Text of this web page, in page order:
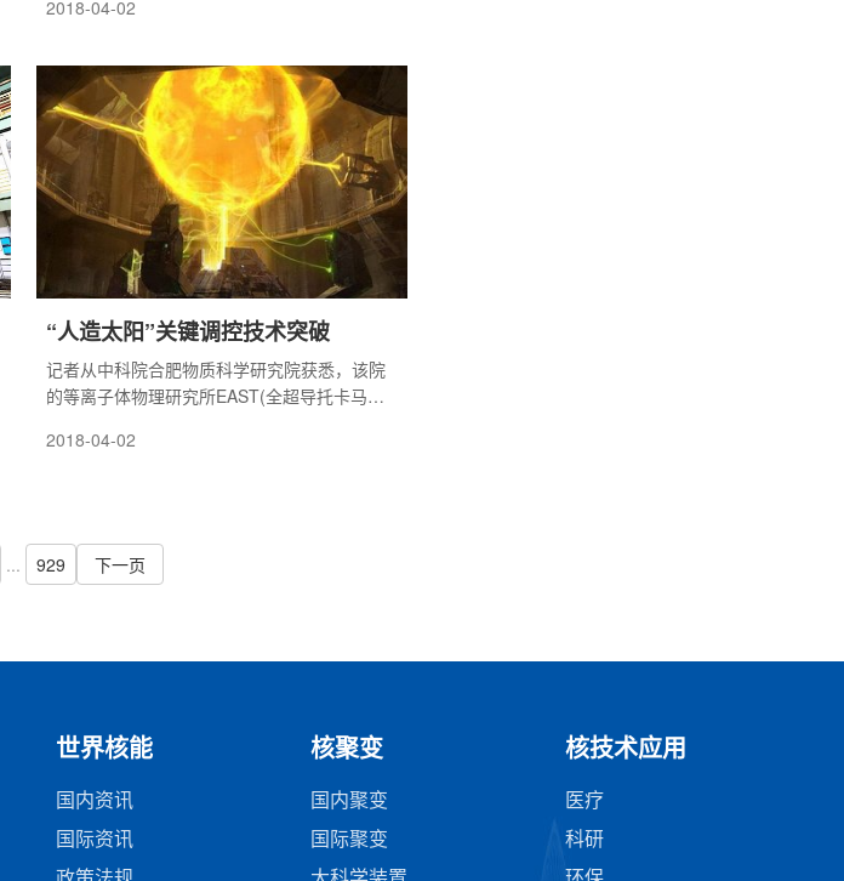
性、杂质含量、铸造质量等全面满足技术要
实施，标志
2018-04-02
“人造太阳”关键调控技术突破
记者从中科院合肥物质科学研究院获悉，该院
的等离子体物理研究所EAST(全超导托卡马克
上利用三维旋转磁扰动场控制偏滤器靶板热负
2018-04-02
... 929 下一页
世界核能
国内资讯
国际资讯
核聚变
国内聚变
国际聚变
核技术应用
医疗
科研